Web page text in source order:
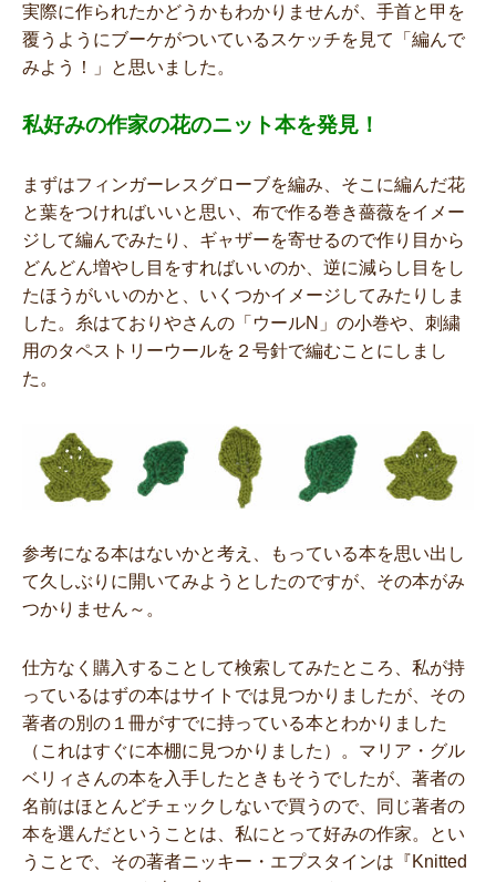
実際に作られたかどうかもわかりませんが、手首と甲を
覆うようにブーケがついているスケッチを見て「編んで
みよう！」と思いました。
私好みの作家の花のニット本を発見！
まずはフィンガーレスグローブを編み、そこに編んだ花
と葉をつければいいと思い、布で作る巻き薔薇をイメー
ジして編んでみたり、ギャザーを寄せるので作り目から
どんどん増やし目をすればいいのか、逆に減らし目をし
たほうがいいのかと、いくつかイメージしてみたりしま
した。糸はておりやさんの「ウールN」の小巻や、刺繍
用のタペストリーウールを２号針で編むことにしまし
た。
参考になる本はないかと考え、もっている本を思い出し
て久しぶりに開いてみようとしたのですが、その本がみ
つかりません～。
仕方なく購入することして検索してみたところ、私が持
っているはずの本はサイトでは見つかりましたが、その
著者の別の１冊がすでに持っている本とわかりました
（これはすぐに本棚に見つかりました）。マリア・グル
ベリィさんの本を入手したときもそうでしたが、著者の
名前はほとんどチェックしないで買うので、同じ著者の
本を選んだということは、私にとって好みの作家。とい
うことで、その著者ニッキー・エプスタインは『Knitted